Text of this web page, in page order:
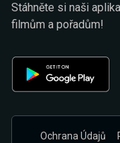
Stáhněte si naši
filmům a pořadům!
Ochrana Údajů